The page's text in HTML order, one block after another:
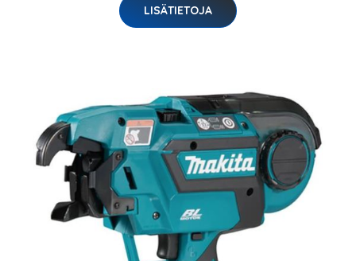
LISÄTIETOJA